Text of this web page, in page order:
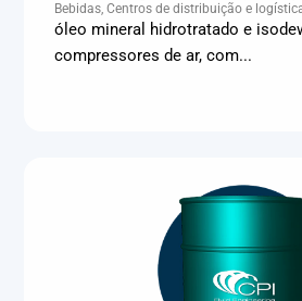
Bebidas, Centros de distribuição e
Climatização e HVAC, Data center,
e latas, Energia (geração), Eólico,
Frigoríficos e abate, Laticínios, Madeira e
Metalmecânica, Metalurgia e fundição,
manutenção industrial, Naval e portuário,
óleo mineral hidrotratado e
compressores de ar, com...